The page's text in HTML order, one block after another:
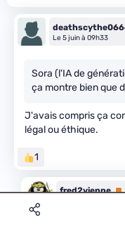
Le 5 juin à 09h33
Sora (l'IA de
ça montre bien que
J'avais compris ça
légal ou éthique.
1
fred2vienne